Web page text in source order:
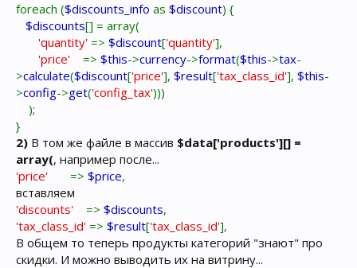
foreach ($discounts_info as $discount) {
$discounts[] = array(
'quantity' => $discount['quantity'],
'price' => $this->currency->format($this->tax-
>calculate($discount['price'], $result['tax_class_id'], $this-
>config->get('config_tax')))
);
}
2) В том же файле в массив $data['products'][] =
array(, например после...
'price' => $price,
вставляем
'discounts' => $discounts,
'tax_class_id' => $result['tax_class_id'],
В общем то теперь продукты категорий "знают" про
скидки. И можно выводить их на витрину...